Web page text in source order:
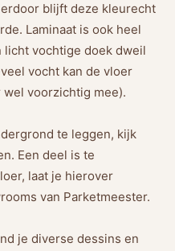
blijft deze kleurecht
Laminaat is ook heel
vochtige doek dweil
vocht kan de vloer
voorzichtig mee).
te leggen, kijk
Een deel is te
laat je hierover
van Parketmeester.
je diverse dessins en